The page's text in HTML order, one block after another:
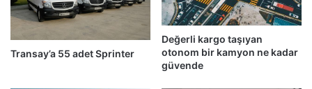
Transay’a 55 adet Sprinter
Değerli kargo taşıyan
otonom bir kamyon ne kadar
güvende